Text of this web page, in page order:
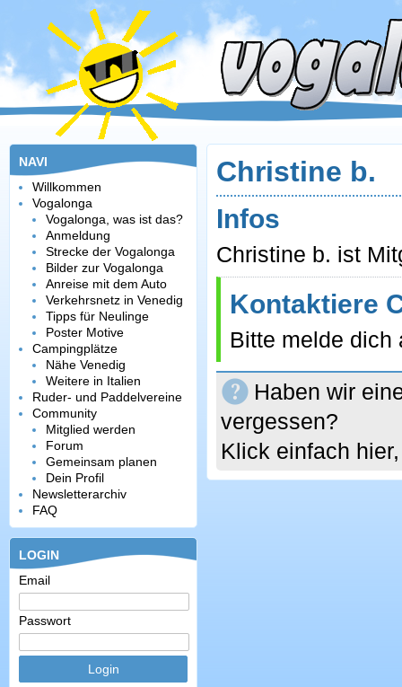
NAVI
Willkommen
Vogalonga
Vogalonga, was ist das?
Anmeldung
Strecke der Vogalonga
Bilder zur Vogalonga
Anreise mit dem Auto
Verkehrsnetz in Venedig
Tipps für Neulinge
Poster Motive
Campingplätze
Nähe Venedig
Weitere in Italien
Ruder- und Paddelvereine
Community
Mitglied werden
Forum
Gemeinsam planen
Dein Profil
Newsletterarchiv
FAQ
LOGIN
Email
Passwort
Christine b.
Infos
Christine b. ist
Kontaktiere
Bitte melde dich
Haben wir
vergessen?
Klick einfach